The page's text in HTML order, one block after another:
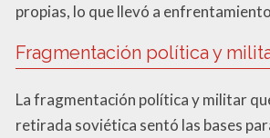
propias, lo que llevó a
Fragmentación política y
La fragmentación política y militar
retirada soviética sentó las bases